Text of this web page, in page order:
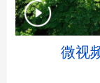
辽宁
微视